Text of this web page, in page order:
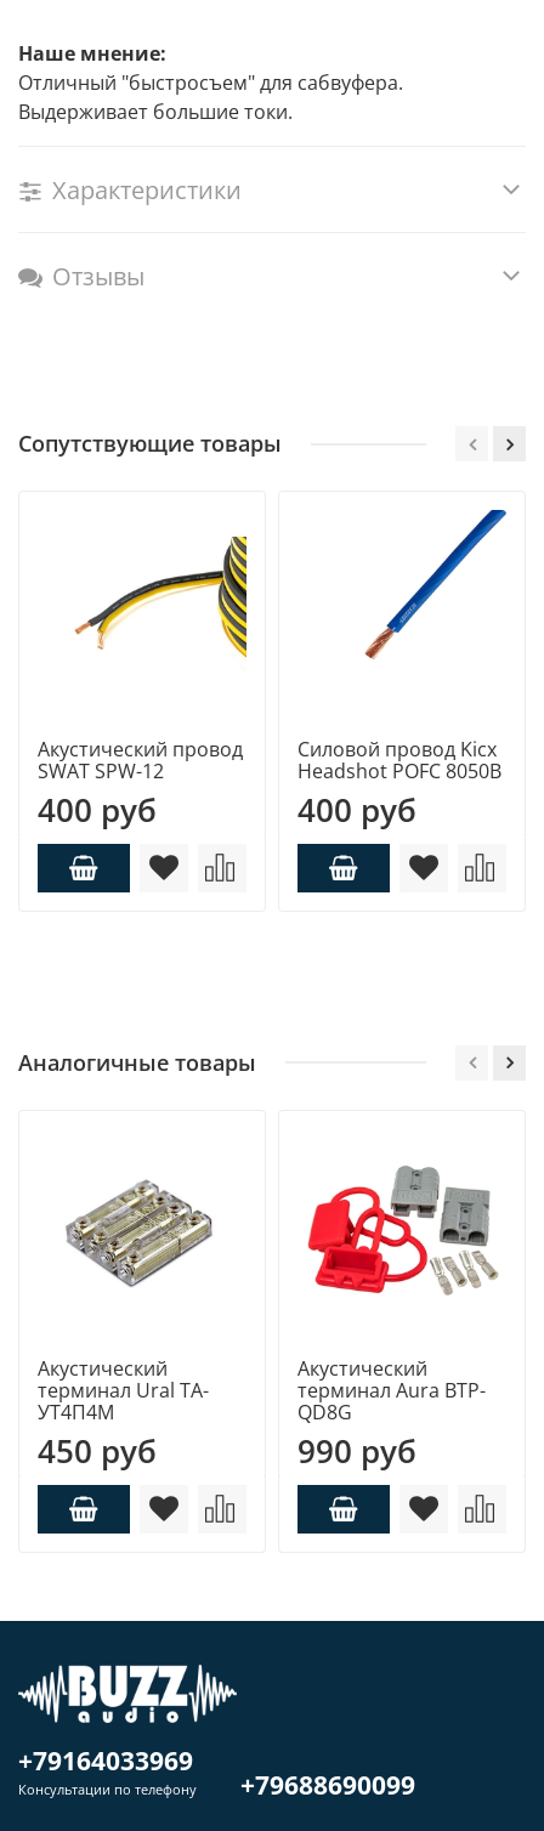
Наше мнение:
Отличный "быстросъем" для сабвуфера.
Выдерживает большие токи.
Характеристики
Отзывы
Сопутствующие товары
Акустический провод
SWAT SPW-12
400 руб
Силовой провод Kicx
Headshot POFC 8050B
400 руб
Аналогичные товары
Акустический
терминал Ural ТА-
УТ4П4М
450 руб
Акустический
терминал Aura BTP-
QD8G
990 руб
+79164033969
Консультации по телефону +79688690099